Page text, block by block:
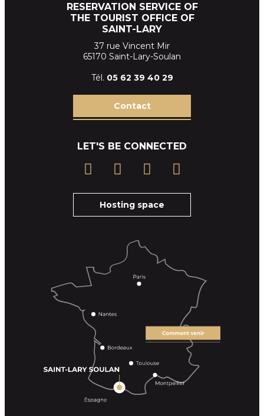
RESERVATION SERVICE OF
THE TOURIST OFFICE OF
SAINT-LARY
37 rue Vincent Mir
65170 Saint-Lary-Soulan
Tél. 05 62 39 40 29
Contact
LET'S BE CONNECTED
Hosting space